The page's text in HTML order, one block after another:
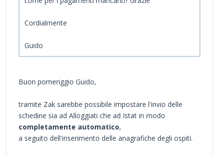
Cordialmente
Guido
Buon pomeriggio Guido,
tramite Zak sarebbe possibile impostare l'invio delle
schedine sia ad Alloggiati che ad Istat in modo
completamente automatico,
a seguito dell'inserimento delle anagrafiche degli ospiti.